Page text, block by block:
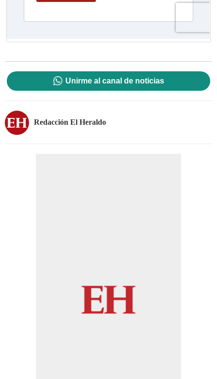
Unirme al canal de noticias
Redacción El Heraldo